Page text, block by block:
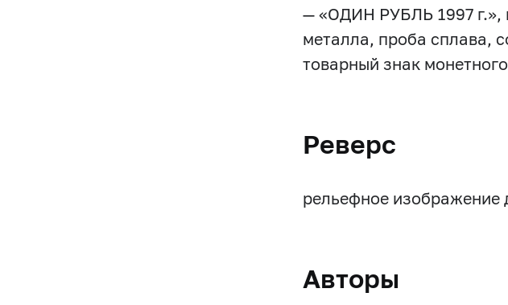
— «ОДИН РУБЛЬ 1997 г.»,
металла, проба сплава,
товарный знак
Реверс
рельефное изображение
Авторы